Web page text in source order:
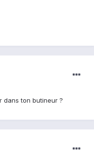
dans ton butineur ?